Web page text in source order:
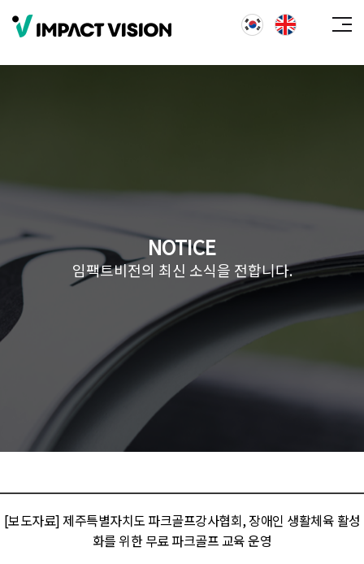
NOTICE
임팩트비전의 최신 소식을 전합니다.
[보도자료] 제주특별자치도 파크골프강사협회, 장애인 생활체육 활성
화를 위한 무료 파크골프 교육 운영